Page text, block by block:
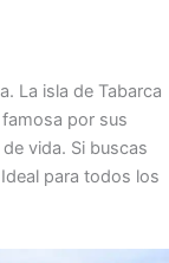
La isla de Tabarca
por sus
vida. Si buscas
para todos los